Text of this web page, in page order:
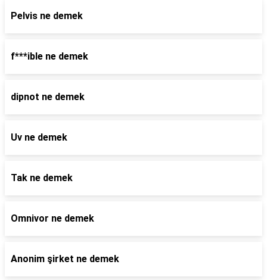
Pelvis ne demek
f***ible ne demek
dipnot ne demek
Uv ne demek
Tak ne demek
Omnivor ne demek
Anonim şirket ne demek